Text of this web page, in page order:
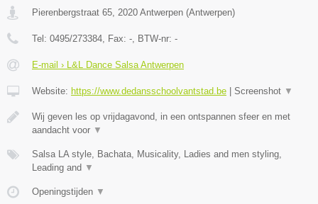
Pierenbergstraat 65 2020 Antwerpen (Antwerpen)
Tel: 0495/273384 , Fax: - , BTW-nr: -
E-mail › L&L Dance Salsa Antwerpen
Website: https://www.dedansschoolvantstad.be | Screenshot ▼
Wij geven les op vrijdagavond, in een ontspannen sfeer en met
aandacht voor ▼
Salsa LA style, Bachata, Musicality, Ladies and men styling,
Leading and ▼
Openingstijden ▼